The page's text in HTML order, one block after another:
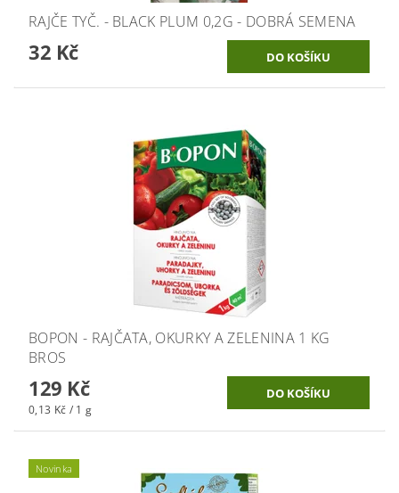
RAJČE TYČ. - BLACK PLUM 0,2G - DOBRÁ SEMENA
32 Kč
BOPON - RAJČATA, OKURKY A ZELENINA 1 KG
BROS
129 Kč
0,13 Kč / 1 g
Novinka